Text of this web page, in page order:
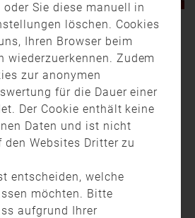
BAYERN
Jugendfeuerwehr Bayern um
willst, melde dich bei deiner
Sie zumDownloadbereit.
an: redaktion@lfv-
Sie diese manuell in
löschen. Cookies
Ihren Browser beim
wiederzuerkennen. Zudem
zur anonymen
für die Dauer einer
Der Cookie enthält keine
Daten und ist nicht
den Websites Dritter zu
entscheiden, welche
möchten. Bitte
aufgrund Ihrer